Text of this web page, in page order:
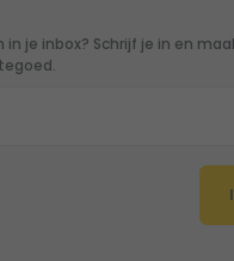
je inbox? Schrijf je in en